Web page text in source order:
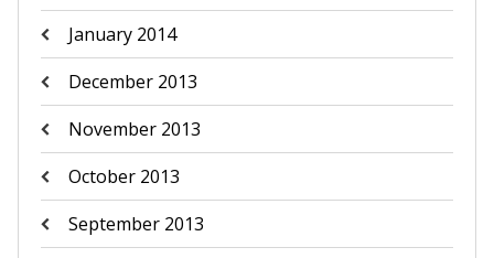
January 2014
December 2013
November 2013
October 2013
September 2013